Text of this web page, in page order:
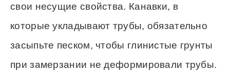
свои несущие свойства. Канавки, в
которые укладывают трубы, обязательно
засыпьте песком, чтобы глинистые грунты
при замерзании не деформировали трубы.